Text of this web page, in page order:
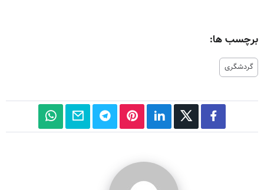
برچسب ها:
گردشگری